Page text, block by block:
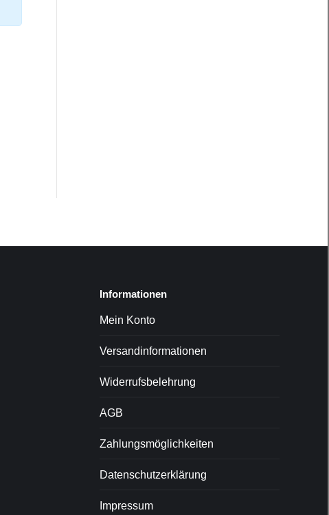
Informationen
Mein Konto
Versandinformationen
Widerrufsbelehrung
AGB
Zahlungsmöglichkeiten
Datenschutzerklärung
Impressum